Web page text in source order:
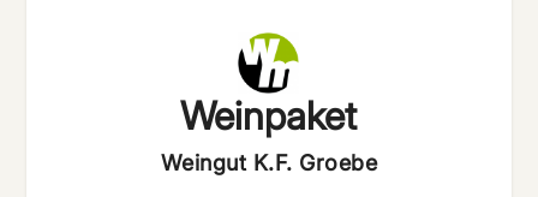
Weinpaket
Weingut K.F. Groebe